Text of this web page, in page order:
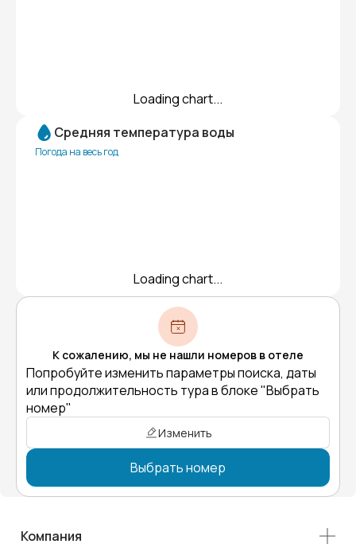
Loading chart...
Средняя температура воды
Погода на весь год
Loading chart...
К сожалению, мы не нашли номеров в отеле
Попробуйте изменить параметры поиска, даты
или продолжительность тура в блоке "Выбрать
номер"
Изменить
Выбрать номер
Компания